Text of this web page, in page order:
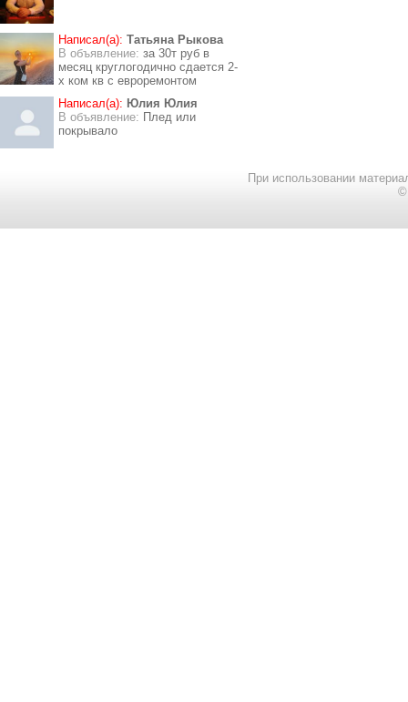
Написал(а): Татьяна Рыкова
В объявление: за 30т руб в
месяц круглогодично сдается 2-
х ком кв с евроремонтом
Написал(а): Юлия Юлия
В объявление: Плед или
покрывало
При использовании